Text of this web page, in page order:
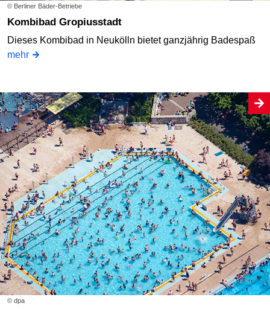
© Berliner Bäder-Betriebe
Kombibad Gropiusstadt
Dieses Kombibad in Neukölln bietet ganzjährig Badespaß
mehr
© dpa